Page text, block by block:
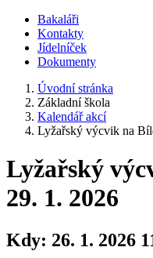
Bakaláři
Kontakty
Jídelníček
Dokumenty
Úvodní stránka
Základní škola
Kalendář akcí
Lyžařský výcvik na
Lyžařský
29. 1. 2026
Kdy: 26. 1. 2026